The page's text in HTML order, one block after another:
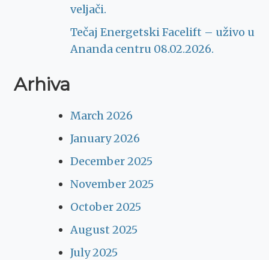
veljači.
Tečaj Energetski Facelift – uživo u
Ananda centru 08.02.2026.
Arhiva
March 2026
January 2026
December 2025
November 2025
October 2025
August 2025
July 2025